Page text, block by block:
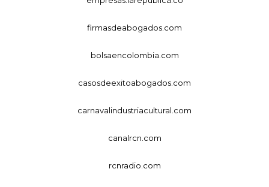
firmasdeabogados.com
bolsaencolombia.com
casosdeexitoabogados.com
carnavalindustriacultural.com
canalrcn.com
rcnradio.com